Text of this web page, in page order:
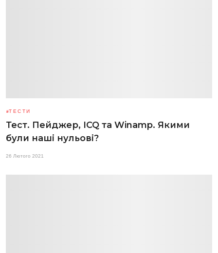
ТЕСТИ
Тест. Пейджер, ICQ та Winamp. Якими
були наші нульові?
26 Лютого 2021